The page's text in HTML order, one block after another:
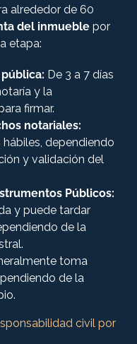
alrededor de 60
del inmueble por
etapa:
De 3 a 7 días
y la
firmar.
notariales:
dependiendo
y validación del
Públicos:
y puede tardar
de la
toma
de la
civil por